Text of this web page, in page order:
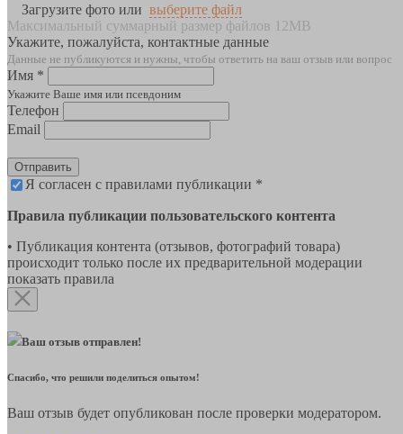
Загрузите фото или выберите файл
Максимальный суммарный размер файлов 12MB
Укажите, пожалуйста, контактные данные
Данные не публикуются и нужны, чтобы ответить на ваш отзыв или вопрос
Имя *
Укажите Ваше имя или псевдоним
Телефон
Email
Отправить
Я согласен с правилами публикации *
Правила публикации пользовательского контента
• Публикация контента (отзывов, фотографий товара)
происходит только после их предварительной модерации
показать правила
Ваш отзыв отправлен!
Спасибо, что решили поделиться опытом!
Ваш отзыв будет опубликован после проверки модератором.